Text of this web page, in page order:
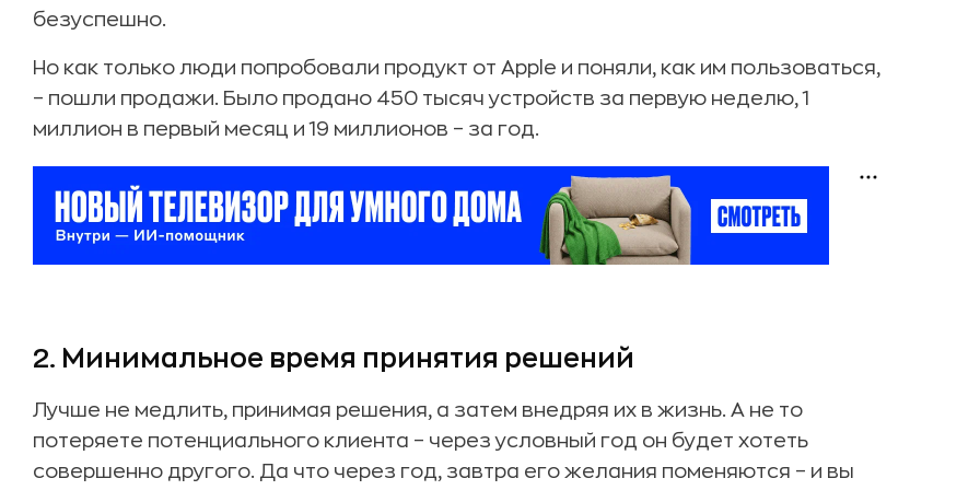
безуспешно.
Но как только люди попробовали продукт от Apple и поняли, как им пользоваться,
– пошли продажи. Было продано 450 тысяч устройств за первую неделю, 1
миллион в первый месяц и 19 миллионов – за год.
2. Минимальное время принятия решений
Лучше не медлить, принимая решения, а затем внедряя их в жизнь. А не то
потеряете потенциального клиента – через условный год он будет хотеть
совершенно другого. Да что через год, завтра его желания поменяются – и вы